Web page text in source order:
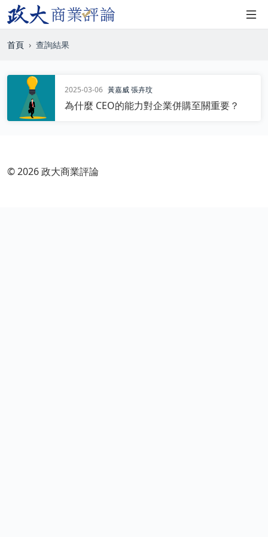
首頁 查詢結果
2025-03-06 黃嘉威張卉玟
為什麼 CEO的能力對企業併購至關重要？
© 2026 政大商業評論